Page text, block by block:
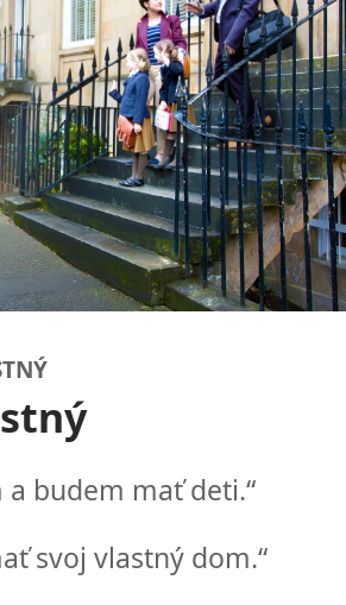
a budem mať deti.“
svoj vlastný dom.“